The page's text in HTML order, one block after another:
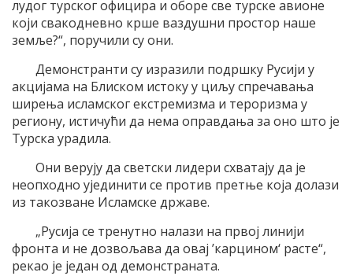
лудог турског официра и оборе све турске авионе
који свакодневно крше ваздушни простор наше
земље?“, поручили су они.
Демонстранти су изразили подршку Русији у
акцијама на Блиском истоку у циљу спречавања
ширења исламског екстремизма и тероризма у
региону, истичући да нема оправдања за оно што је
Турска урадила.
Они верују да светски лидери схватају да је
неопходно ујединити се против претње која долази
из такозване Исламске државе.
„Русија се тренутно налази на првој линији
фронта и не дозвољава да овај ’карцином‘ расте“,
рекао је један од демонстраната.